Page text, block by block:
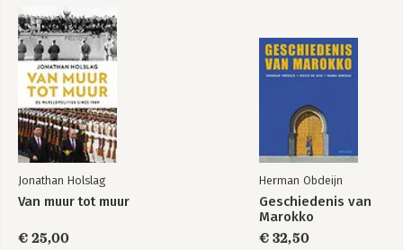
Jonathan Holslag
Van muur tot muur
€ 25,00
Herman Obdeijn
Geschiedenis van
Marokko
€ 32,50